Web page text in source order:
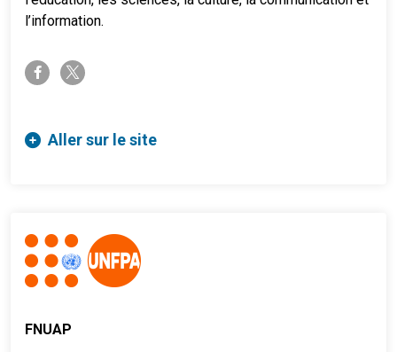
l’information.
facebook-ftwitter-x
Aller sur le site
FNUAP